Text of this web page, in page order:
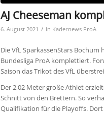
AJ Cheeseman
6. August 2021 / in Kadernews ProA
Die VfL SparkassenStars Bochum
Bundesliga ProA komplettiert.
Saison das Trikot des VfL
Der 2,02 Meter große Athlet
Schnitt von den Brettern. So
Qualifikation für die Playoffs. Dort